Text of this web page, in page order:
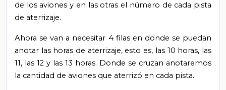
de los aviones y en las otras el número de cada pista
de aterrizaje.
Ahora se van a necesitar 4 filas en donde se puedan
anotar las horas de aterrizaje, esto es, las 10 horas, las
11, las 12 y las 13 horas. Donde se cruzan anotaremos
la cantidad de aviones que aterrizó en cada pista.